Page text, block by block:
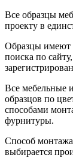
Все образцы
проекту в
Образцы имеют
поиска по
Все мебельные
образцов по
способами
фурнитуры.
Способ
выбирается